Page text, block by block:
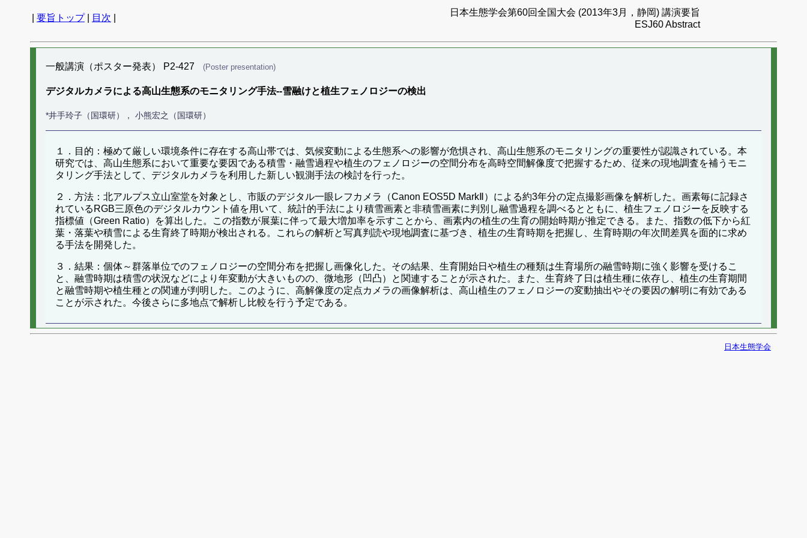
要旨トップ| 目次
日本生態学会第60回全国大会 (2013年3月，静岡) 講演要旨
ESJ60 Abstract
一般講演（ポスター発表） P2-427 (Poster presentation)
デジタルカメラによる高山生態系のモニタリング手法--雪融けと植生フェノロジーの検出
*井手玲子（国環研）， 小熊宏之（国環研）
１．目的：極めて厳しい環境条件に存在する高山帯では、気候変動による生態系への影響が危惧され、高山生態系のモニタリングの重要性が認識されている。本
研究では、高山生態系において重要な要因である積雪・融雪過程や植生のフェノロジーの空間分布を高時空間解像度で把握するため、従来の現地調査を補うモニ
タリング手法として、デジタルカメラを利用した新しい観測手法の検討を行った。
２．方法：北アルプス立山室堂を対象とし、市販のデジタル一眼レフカメラ（Canon EOS5D MarkⅡ）による約3年分の定点撮影画像を解析した。画素毎に記録さ
れているRGB三原色のデジタルカウント値を用いて、統計的手法により積雪画素と非積雪画素に判別し融雪過程を調べるとともに、植生フェノロジーを反映する
指標値（Green Ratio）を算出した。この指数が展葉に伴って最大増加率を示すことから、画素内の植生の生育の開始時期が推定できる。また、指数の低下から紅
葉・落葉や積雪による生育終了時期が検出される。これらの解析と写真判読や現地調査に基づき、植生の生育時期を把握し、生育時期の年次間差異を面的に求め
る手法を開発した。
３．結果：個体～群落単位でのフェノロジーの空間分布を把握し画像化した。その結果、生育開始日や植生の種類は生育場所の融雪時期に強く影響を受けるこ
と、融雪時期は積雪の状況などにより年変動が大きいものの、微地形（凹凸）と関連することが示された。また、生育終了日は植生種に依存し、植生の生育期間
と融雪時期や植生種との関連が判明した。このように、高解像度の定点カメラの画像解析は、高山植生のフェノロジーの変動抽出やその要因の解明に有効である
ことが示された。今後さらに多地点で解析し比較を行う予定である。
日本生態学会